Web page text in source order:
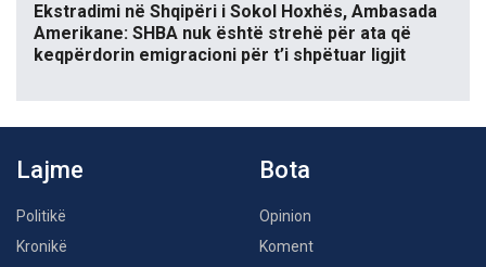
Ekstradimi në Shqipëri i Sokol Hoxhës, Ambasada
Amerikane: SHBA nuk është strehë për ata që
keqpërdorin emigracioni për t’i shpëtuar ligjit
Lajme
Politikë
Kronikë
Bota
Opinion
Koment